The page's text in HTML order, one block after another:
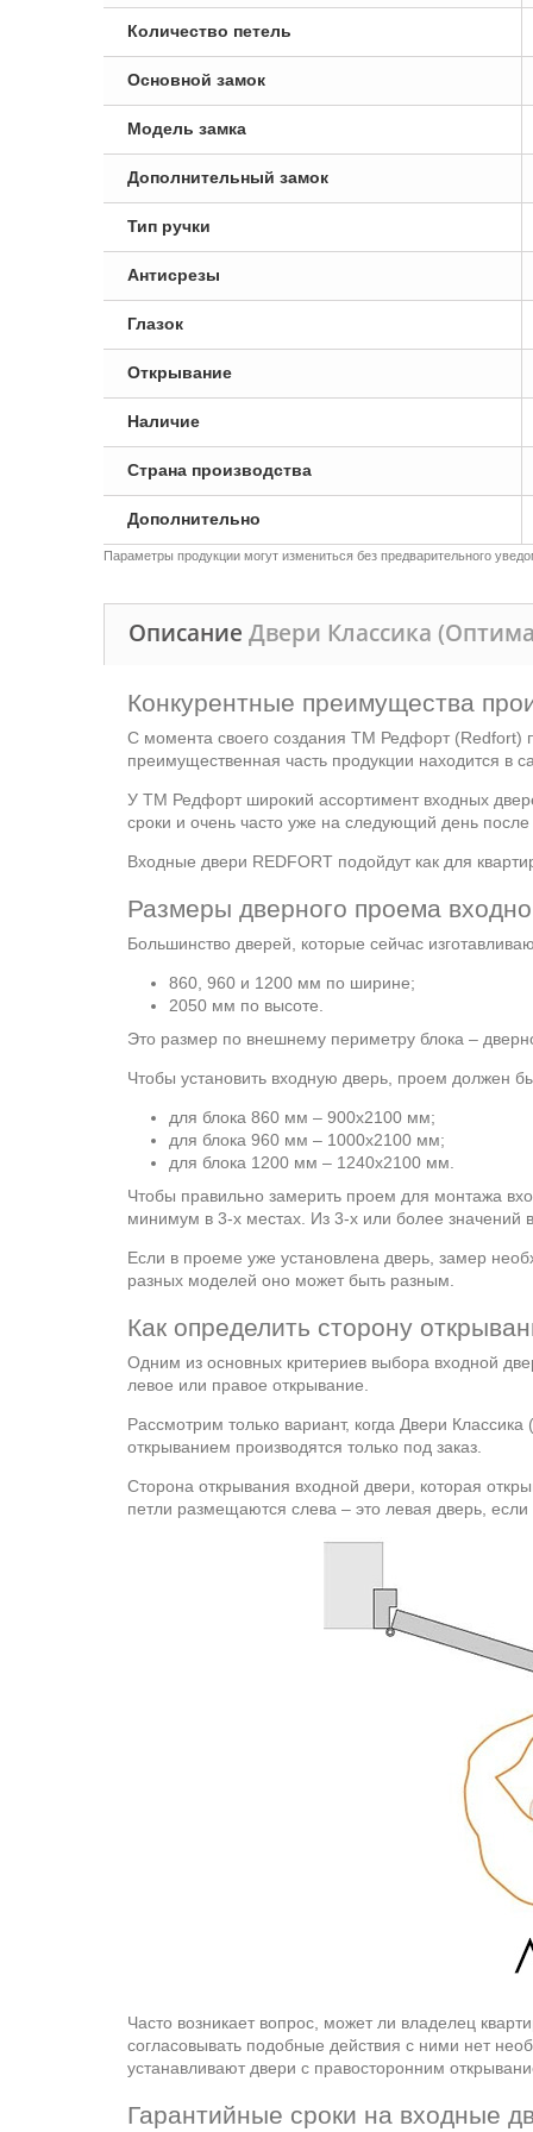
Количество петель
Основной замок
Модель замка
Дополнительный замок
Тип ручки
Антисрезы
Глазок
Открывание
Наличие
Страна производства
Дополнительно
Параметры продукции могут измениться без предварительного
Описание Двери Классика
Конкурентные преимущества
С момента своего создания ТМ Редфорт (Redfort)
преимущественная часть продукции находится в
У ТМ Редфорт широкий ассортимент входных
сроки и очень часто уже на следующий день
Входные двери REDFORT подойдут как для
Размеры дверного проема
Большинство дверей, которые сейчас
860, 960 и 1200 мм по ширине;
2050 мм по высоте.
Это размер по внешнему периметру блока –
Чтобы установить входную дверь, проем должен
для блока 860 мм – 900х2100 мм;
для блока 960 мм – 1000х2100 мм;
для блока 1200 мм – 1240х2100 мм.
Чтобы правильно замерить проем для монтажа
минимум в 3-х местах. Из 3-х или более
Если в проеме уже установлена дверь, замер
разных моделей оно может быть разным.
Как определить сторону
Одним из основных критериев выбора входной
левое или правое открывание.
Рассмотрим только вариант, когда Двери
открыванием производятся только под заказ.
Сторона открывания входной двери, которая
петли размещаются слева – это левая дверь,
Часто возникает вопрос, может ли владелец
согласовывать подобные действия с ними нет
устанавливают двери с правосторонним
Гарантийные сроки на входные